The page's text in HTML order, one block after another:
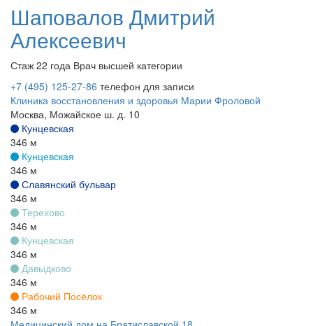
Шаповалов Дмитрий
Алексеевич
Стаж 22 года Врач высшей категории
+7 (495) 125-27-86 телефон для записи
Клиника восстановления и здоровья Марии Фроловой
Москва, Можайское ш. д. 10
Кунцевская
346 м
Кунцевская
346 м
Славянский бульвар
346 м
Терехово
346 м
Кунцевская
346 м
Давыдково
346 м
Рабочий Посёлок
346 м